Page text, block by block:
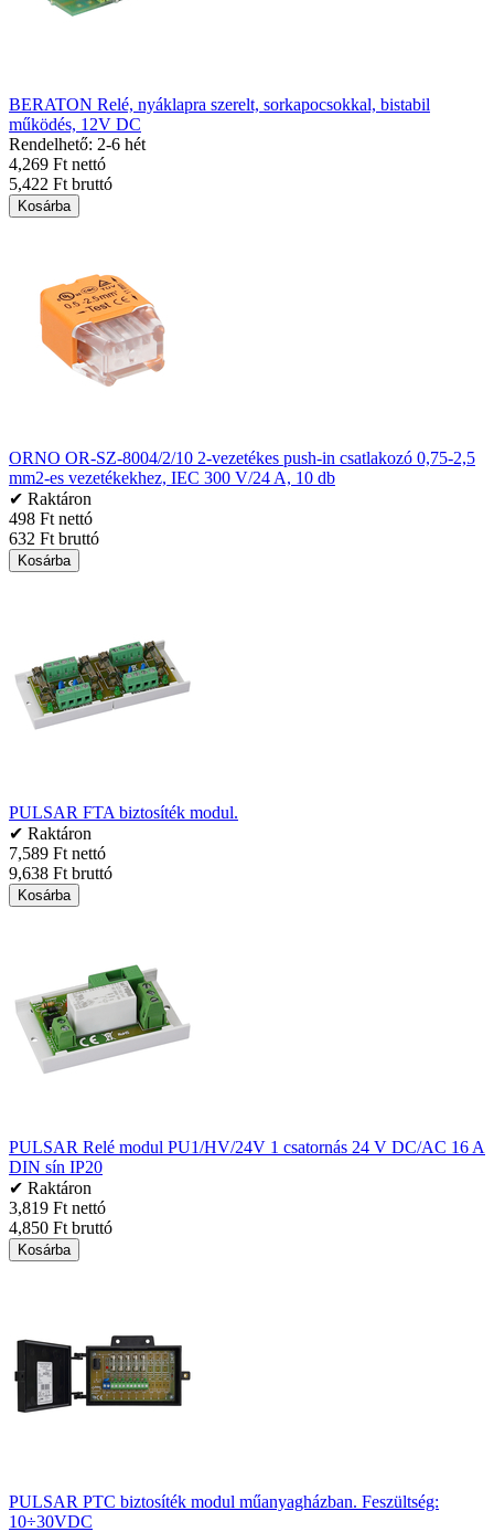
BERATON Relé, nyáklapra szerelt, sorkapocsokkal, bistabil
működés, 12V DC
Rendelhető: 2-6 hét
4,269 Ft nettó
5,422 Ft bruttó
Kosárba
ORNO OR-SZ-8004/2/10 2-vezetékes push-in csatlakozó 0,75-2,5
mm2-es vezetékekhez, IEC 300 V/24 A, 10 db
✔ Raktáron
498 Ft nettó
632 Ft bruttó
Kosárba
PULSAR FTA biztosíték modul.
✔ Raktáron
7,589 Ft nettó
9,638 Ft bruttó
Kosárba
PULSAR Relé modul PU1/HV/24V 1 csatornás 24 V DC/AC 16 A
DIN sín IP20
✔ Raktáron
3,819 Ft nettó
4,850 Ft bruttó
Kosárba
PULSAR PTC biztosíték modul műanyagházban. Feszültség:
10÷30VDC